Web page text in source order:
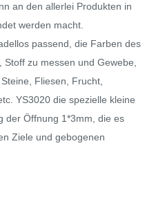
an den allerlei Produkten in
werden macht.
passend, die Farben des
zu messen und Gewebe,
Fliesen, Frucht,
YS3020 die spezielle kleine
der Öffnung 1*3mm, die es
Ziele und gebogenen